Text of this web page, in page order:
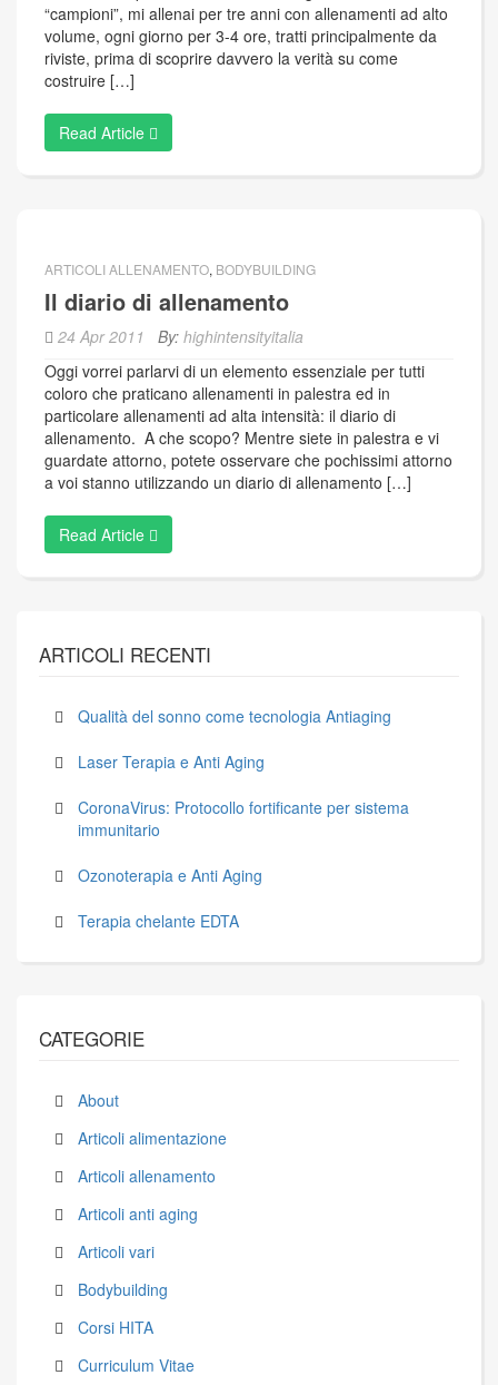
“campioni”, mi allenai per tre anni con allenamenti ad alto
volume, ogni giorno per 3-4 ore, tratti principalmente da
riviste, prima di scoprire davvero la verità su come
costruire […]
Read Article
ARTICOLI ALLENAMENTO, BODYBUILDING
Il diario di allenamento
24 Apr 2011 By: highintensityitalia
Oggi vorrei parlarvi di un elemento essenziale per tutti
coloro che praticano allenamenti in palestra ed in
particolare allenamenti ad alta intensità: il diario di
allenamento. A che scopo? Mentre siete in palestra e vi
guardate attorno, potete osservare che pochissimi attorno
a voi stanno utilizzando un diario di allenamento […]
Read Article
ARTICOLI RECENTI
Qualità del sonno come tecnologia Antiaging
Laser Terapia e Anti Aging
CoronaVirus: Protocollo fortificante per sistema
immunitario
Ozonoterapia e Anti Aging
Terapia chelante EDTA
CATEGORIE
About
Articoli alimentazione
Articoli allenamento
Articoli anti aging
Articoli vari
Bodybuilding
Corsi HITA
Curriculum Vitae